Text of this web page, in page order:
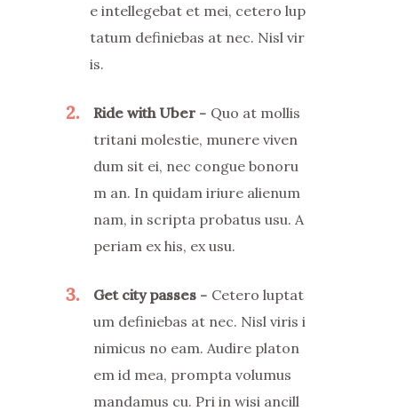
e intellegebat et mei, cetero lup
tatum definiebas at nec. Nisl vir
is.
2 Ride with Uber
Quo at mollis
tritani molestie, munere viven
dum sit ei, nec congue bonoru
m an. In quidam iriure alienum
nam, in scripta probatus usu. A
periam ex his, ex usu.
3 Get city passes
Cetero luptat
um definiebas at nec. Nisl viris i
nimicus no eam. Audire platon
em id mea, prompta volumus
mandamus cu. Pri in wisi ancill